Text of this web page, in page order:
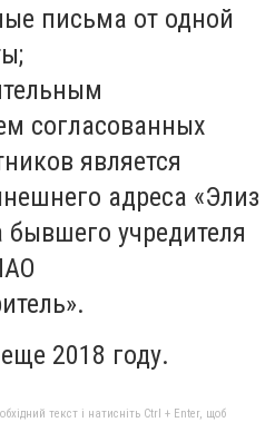
письма от одной
согласованных
является
адреса «Элиз
бывшего учредителя
2018 году.
текст і натисніть Ctrl + Enter, щоб